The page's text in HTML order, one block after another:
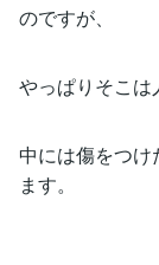
のですが、
やっぱりそこは
中には傷をつ
ます。